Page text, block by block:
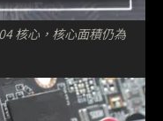
核心，核心面積仍為